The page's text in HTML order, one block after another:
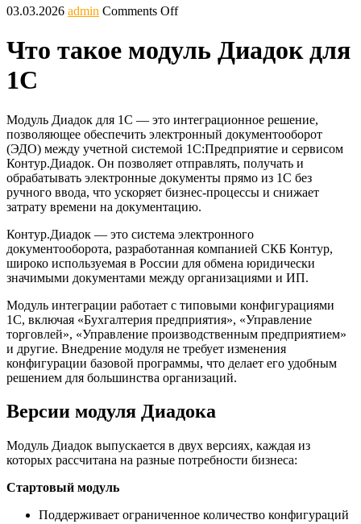
03.03.2026 admin Comments Off
Что такое модуль Диадок для
1С
Модуль Диадок для 1С — это интеграционное решение,
позволяющее обеспечить электронный документооборот
(ЭДО) между учетной системой 1С:Предприятие и сервисом
Контур.Диадок. Он позволяет отправлять, получать и
обрабатывать электронные документы прямо из 1С без
ручного ввода, что ускоряет бизнес-процессы и снижает
затрату времени на документацию.
Контур.Диадок — это система электронного
документооборота, разработанная компанией СКБ Контур,
широко используемая в России для обмена юридически
значимыми документами между организациями и ИП.
Модуль интеграции работает с типовыми конфигурациями
1С, включая «Бухгалтерия предприятия», «Управление
торговлей», «Управление производственным предприятием»
и другие. Внедрение модуля не требует изменения
конфигурации базовой программы, что делает его удобным
решением для большинства организаций.
Версии модуля Диадока
Модуль Диадок выпускается в двух версиях, каждая из
которых рассчитана на разные потребности бизнеса:
Стартовый модуль
Поддерживает ограниченное количество конфигураций